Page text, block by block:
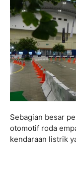
Sebagian besar
otomotif roda
kendaraan listrik